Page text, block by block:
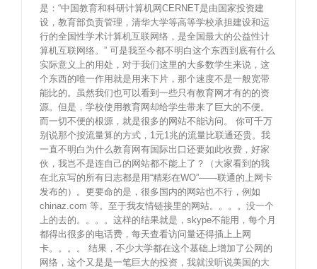
是：“中国教育和科研计算机网CERNET是由国家投资建
设，教育部负责管理，清华大学等高等学校承担建设和运
行的全国性学术计算机互联网络，是全国最大的公益性计
算机互联网络。” 可是我至今都不明白这个东西到底有什么
实际意义上的用处，对于我们这里的大多数学生来说，这
个东西的唯一作用就是用来下片，那个速度不是一般宽带
能比的。虽然我们也可以看到一些只有教育网才有的的资
源。但是，学校使用教育网却给学生带来了巨大的不便。
而一切不便的根源，就是很多的网站不能访问。 你可千万
别说那个按流量算的方式，1元1兆的流量比联通还贵。我
一直不明白为什么教育网有国际出口还要如此收费，好家
伙，我岂不是连自己的网站都不能上了？（大家看到的我
在北京写的所有日志都是用“精彩在WO”——联通的上网卡
发布的）。更要命的是，很多国内的网站也不行，例如
chinaz.com 等。至于我友情链接里的网站。。。。没一个
上的去的。。。。这样的结果就是，skype不能用，每个月
都得出很多的电话费，每天查看访问量还得插上上网
卡。。。。 结果，不少大学都在这个基础上增加了公网的
网络，这个又是是一笔巨大的投资，我就没听说美国的大